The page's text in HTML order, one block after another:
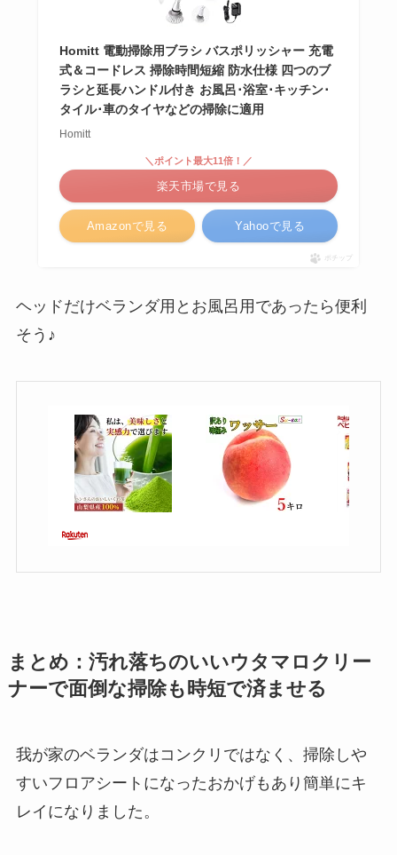
Homitt 電動掃除用ブラシ バスポリッシャー 充電
式＆コードレス 掃除時間短縮 防水仕様 四つのブ
ラシと延長ハンドル付き お風呂･浴室･キッチン･
タイル･車のタイヤなどの掃除に適用
Homitt
Amazonで見る
＼ポイント最大11倍！／
楽天市場で見る
Yahooで見る
ポチップ
ヘッドだけベランダ用とお風呂用であったら便利
そう♪
まとめ：汚れ落ちのいいウタマロクリー
ナーで面倒な掃除も時短で済ませる
我が家のベランダはコンクリではなく、掃除しや
すいフロアシートになったおかげもあり簡単にキ
レイになりました。